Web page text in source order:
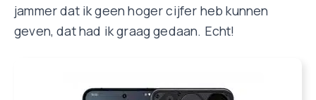
jammer dat ik geen hoger cijfer heb kunnen
geven, dat had ik graag gedaan. Echt!